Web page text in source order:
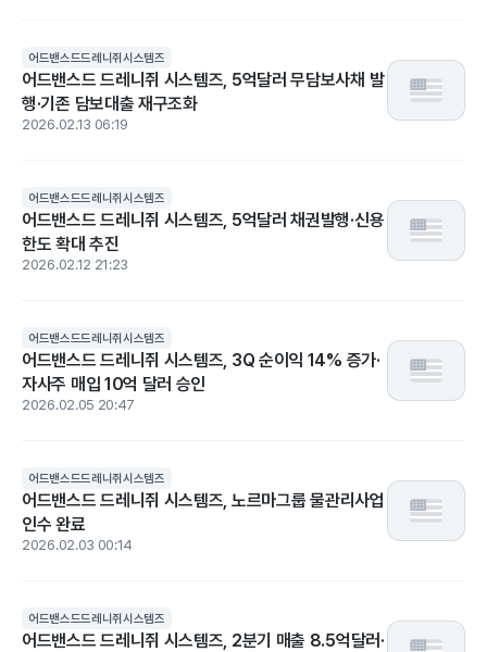
어드밴스드드레니쥐시스템즈
어드밴스드 드레니쥐 시스템즈, 5억달러 무담보사채 발
행·기존 담보대출 재구조화
2026.02.13 06:19
어드밴스드드레니쥐시스템즈
어드밴스드 드레니쥐 시스템즈, 5억달러 채권발행·신용
한도 확대 추진
2026.02.12 21:23
어드밴스드드레니쥐시스템즈
어드밴스드 드레니쥐 시스템즈, 3Q 순이익 14% 증가·
자사주 매입 10억 달러 승인
2026.02.05 20:47
어드밴스드드레니쥐시스템즈
어드밴스드 드레니쥐 시스템즈, 노르마그룹 물관리사업
인수 완료
2026.02.03 00:14
어드밴스드드레니쥐시스템즈
어드밴스드 드레니쥐 시스템즈, 2분기 매출 8.5억달러·